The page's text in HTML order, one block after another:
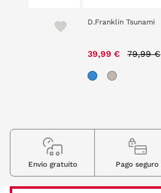
D.Franklin Tsunami
39,99 € 79,99 €
Envio gratuito Pago seguro